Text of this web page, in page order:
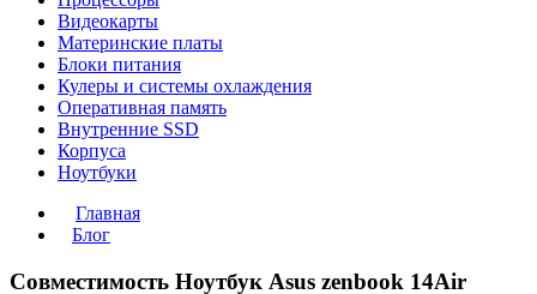
Видеокарты
Материнские платы
Блоки питания
Кулеры и системы охлаждения
Оперативная память
Внутренние SSD
Корпуса
Ноутбуки
Главная
Блог
Совместимость Ноутбук Asus zenbook 14Air